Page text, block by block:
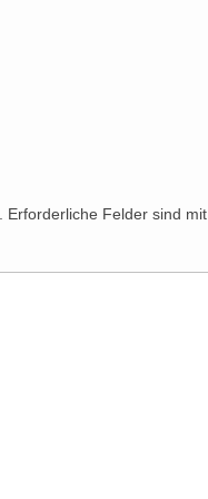
Erforderliche Felder sind mit